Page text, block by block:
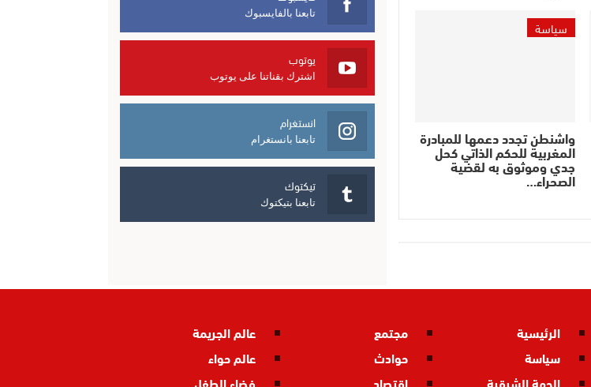
سياسة
واشنطن تجدد دعمها للمبادرة
المغربية للحكم الذاتي كحل
جدي وموثوق به لقضية
الصحراء…
تابعنا بالفايسبوك
يوتوب
اشترك بقناتنا على يوتوب
انستغرام
تابعنا بانستغرام
تيكتوك
تابعنا بتيكتوك
الرئيسية
سياسة
مجتمع
حوادث
عالم الجريمة
عالم حواء